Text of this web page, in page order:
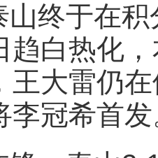
山终于在
趋白热化
王大雷仍
李冠希首